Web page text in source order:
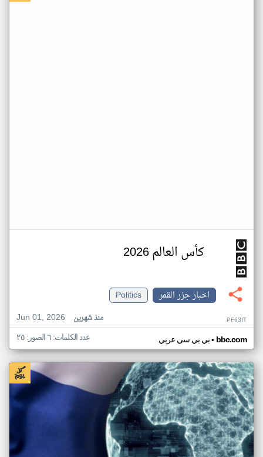
كأس العالم 2026
اخبار جزر القمر
Politics
Jun 01, 2026
منذ شهرين PF63IT
بي بي سي عربي• bbc.com عدد الكلمات: ٦ الصور: ٢٥